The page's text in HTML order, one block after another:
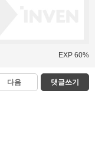
EXP 60%
다음 댓글쓰기